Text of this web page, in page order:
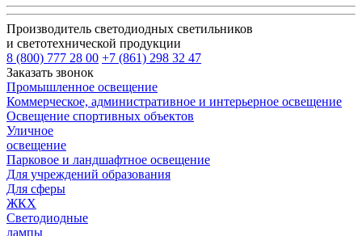
Производитель светодиодных светильников
и светотехнической продукции
8 (800) 777 28 00 +7 (861) 298 32 47
Заказать звонок
Промышленное освещение
Коммерческое, административное и интерьерное освещение
Освещение спортивных объектов
Уличное
освещение
Парковое и ландшафтное освещение
Для учреждений образования
Для сферы
ЖКХ
Светодиодные
лампы